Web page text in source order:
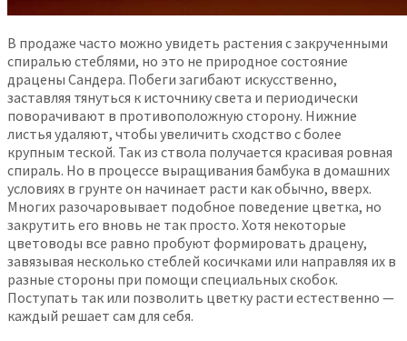
В продаже часто можно увидеть растения с закрученными
спиралью стеблями, но это не природное состояние
драцены Сандера. Побеги загибают искусственно,
заставляя тянуться к источнику света и периодически
поворачивают в противоположную сторону. Нижние
листья удаляют, чтобы увеличить сходство с более
крупным теской. Так из ствола получается красивая ровная
спираль. Но в процессе выращивания бамбука в домашних
условиях в грунте он начинает расти как обычно, вверх.
Многих разочаровывает подобное поведение цветка, но
закрутить его вновь не так просто. Хотя некоторые
цветоводы все равно пробуют формировать драцену,
завязывая несколько стеблей косичками или направляя их в
разные стороны при помощи специальных скобок.
Поступать так или позволить цветку расти естественно —
каждый решает сам для себя.